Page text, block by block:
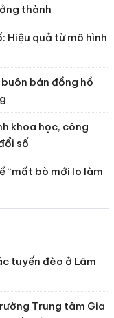
thành
Hiệu quả từ mô hình
bán đồng hồ
khoa học, công
số
“mất bò mới lo làm
tuyến đèo ở Lâm
Trung tâm Gia